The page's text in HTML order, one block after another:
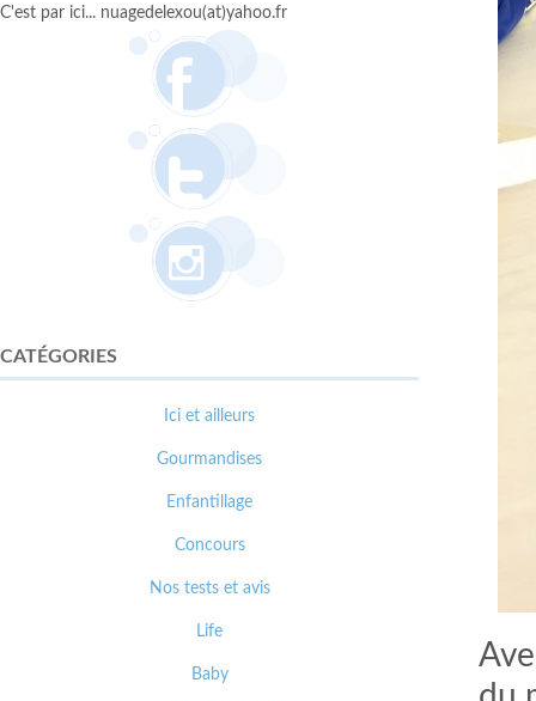
C'est par ici... nuagedelexou(at)yahoo.fr
CATÉGORIES
Ici et ailleurs
Gourmandises
Enfantillage
Concours
Nos tests et avis
Life
Baby